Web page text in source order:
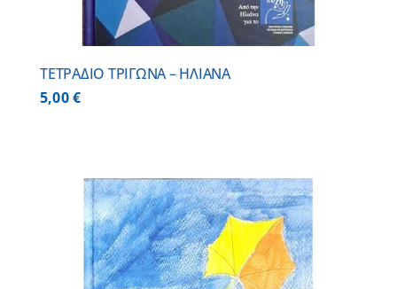
ΤΕΤΡΑΔΙΟ ΤΡΙΓΩΝΑ – ΗΛΙΑΝΑ
5,00€